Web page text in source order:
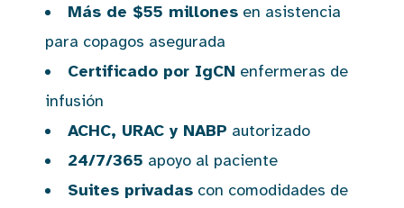
Más de $55 millones en asistencia
para copagos asegurada
Certificado por IgCN enfermeras de
infusión
ACHC, URAC y NABP autorizado
24/7/365 apoyo al paciente
Suites privadas con comodidades de